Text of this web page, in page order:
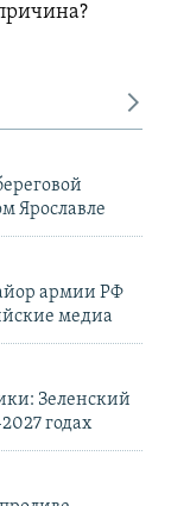
Ярославле
армии РФ
медиа
Зеленский
годах